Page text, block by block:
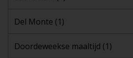
Del Monte (1)
Doordeweekse maaltijd (1)